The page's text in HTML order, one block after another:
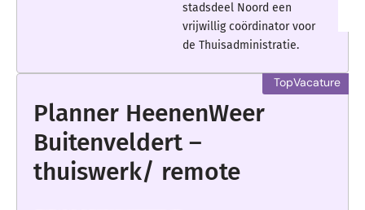
stadsdeel Noord een
vrijwillig coördinator voor
de Thuisadministratie.
Planner HeenenWeer
Buitenveldert –
thuiswerk/ remote